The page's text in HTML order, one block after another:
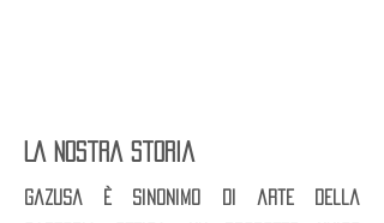
La nostra storia
Gazusa è sinonimo di arte della